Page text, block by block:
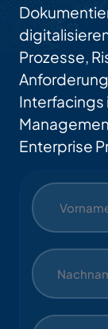
Prozesse,
Enterprise